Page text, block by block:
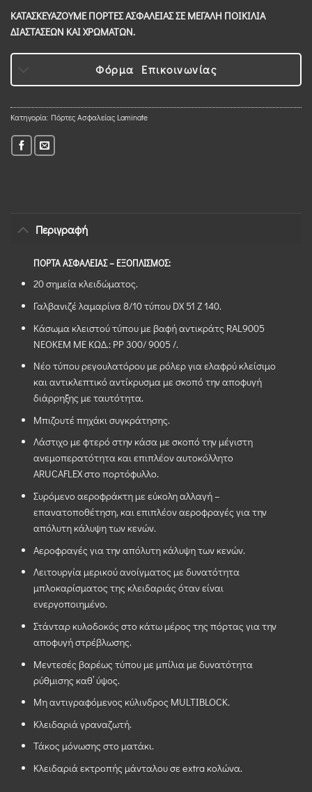
ΚΑΤΑΣΚΕΥΑΖΟΥΜΕ ΠΟΡΤΕΣ ΑΣΦΑΛΕΙΑΣ ΣΕ ΜΕΓΑΛΗ ΠΟΙΚΙΛΙΑ
ΔΙΑΣΤΑΣΕΩΝ ΚΑΙ ΧΡΩΜΑΤΩΝ.
Φόρμα Επικοινωνίας
Κατηγορία: Πόρτες Ασφαλείας Laminate
Περιγραφή
ΠΟΡΤΑ ΑΣΦΑΛΕΙΑΣ – ΕΞΟΠΛΙΣΜΟΣ:
20 σημεία κλειδώματος.
Γαλβανιζέ λαμαρίνα 8/10 τύπου DX 51 Z 140.
Κάσωμα κλειστού τύπου με βαφή αντικράτς RAL9005
ΝΕΟΚΕΜ ΜΕ ΚΩΔ.: PP 300/ 9005 /.
Νέο τύπου ρεγουλατόρου με ρόλερ για ελαφρύ κλείσιμο
και αντικλεπτικό αντίκρυσμα με σκοπό την αποφυγή
διάρρηξης με ταυτότητα.
Μπιζουτέ πηχάκι συγκράτησης.
Λάστιχο με φτερό στην κάσα με σκοπό την μέγιστη
ανεμοπερατότητα και επιπλέον αυτοκόλλητο
ARUCAFLEX στο πορτόφυλλο.
Συρόμενο αεροφράκτη με εύκολη αλλαγή –
επανατοποθέτηση, και επιπλέον αεροφραγές για την
απόλυτη κάλυψη των κενών.
Αεροφραγές για την απόλυτη κάλυψη των κενών.
Λειτουργία μερικού ανοίγματος με δυνατότητα
μπλοκαρίσματος της κλειδαριάς όταν είναι
ενεργοποιημένο.
Στάνταρ κυλοδοκός στο κάτω μέρος της πόρτας για την
αποφυγή στρέβλωσης.
Μεντεσές βαρέως τύπου με μπίλια με δυνατότητα
ρύθμισης καθ’ ύψος.
Μη αντιγραφόμενος κύλινδρος MULTIBLOCK.
Κλειδαριά γραναζωτή.
Τάκος μόνωσης στο ματάκι.
Κλειδαριά εκτροπής μάνταλου σε extra κολώνα.